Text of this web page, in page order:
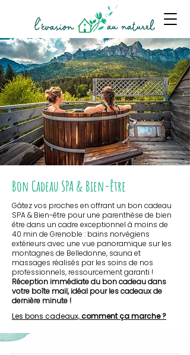
Bon Cadeau SPA & Bien-être
Gâtez vos proches en offrant un bon cadeau
SPA & Bien-être pour une parenthèse de bien
être dans un cadre exceptionnel à moins de
40 min de Grenoble : bains norvégiens
extérieurs avec une vue panoramique sur les
montagnes de Belledonne, sauna et
massages réalisés par les soins de nos
professionnels, ressourcement garanti !
Réception immédiate du bon cadeau dans
votre boîte mail, idéal pour les cadeaux de
dernière minute !
Les bons cadeaux,comment ça marche ?